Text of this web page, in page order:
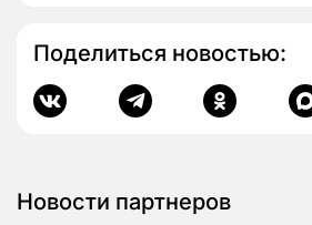
Поделиться новостью:
Новости партнеров